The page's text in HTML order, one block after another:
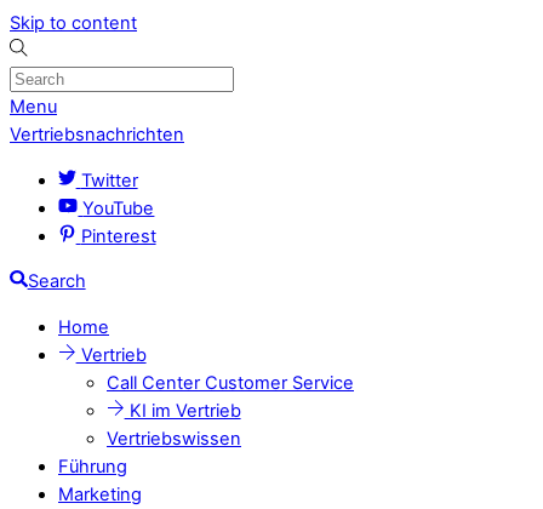
Skip to content
Menu
Vertriebsnachrichten
Twitter
YouTube
Pinterest
Search
Home
Vertrieb
Call Center Customer Service
KI im Vertrieb
Vertriebswissen
Führung
Marketing